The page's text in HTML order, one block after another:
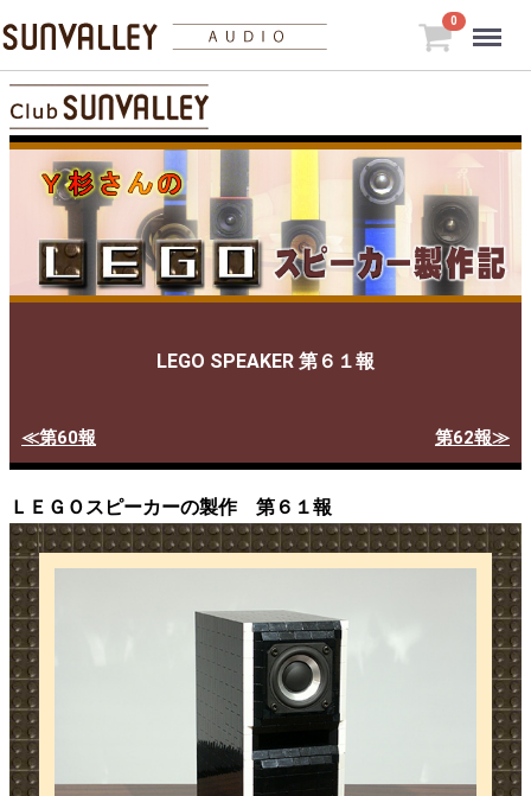
0
LEGO SPEAKER 第６１報
≪第60報 第62報≫
ＬＥＧＯスピーカーの製作 第６１報